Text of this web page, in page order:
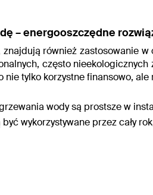
– energooszczędne
znajdują również zastosowanie w
często
nie tylko korzystne finansowo, ale
wody są prostsze w
wykorzystywane przez cały rok